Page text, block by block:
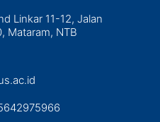
Linkar 11-12, Jalan
Mataram, NTB